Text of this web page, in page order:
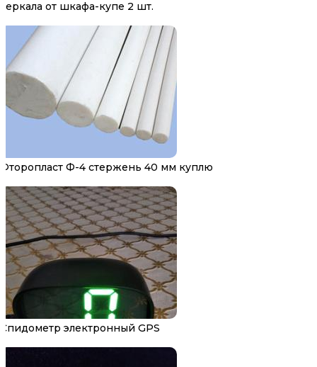
Зеркала от шкафа-купе 2 шт.
Фторопласт Ф-4 стержень 40 мм куплю
Спидометр электронный GPS